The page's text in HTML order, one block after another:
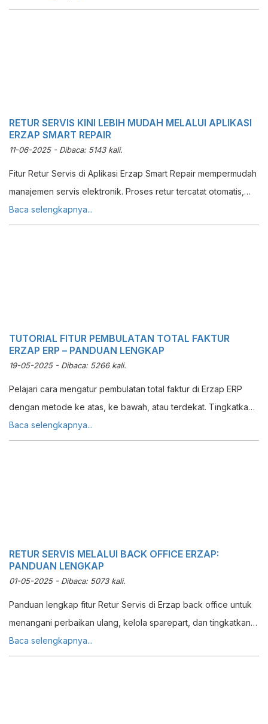
RETUR SERVIS KINI LEBIH MUDAH MELALUI APLIKASI
ERZAP SMART REPAIR
11-06-2025 - Dibaca: 5143 kali.
Fitur Retur Servis di Aplikasi Erzap Smart Repair mempermudah
manajemen servis elektronik. Proses retur tercatat otomatis,
efisien, dan meningkatkan kepuasan pelanggan.
Baca selengkapnya...
TUTORIAL FITUR PEMBULATAN TOTAL FAKTUR
ERZAP ERP – PANDUAN LENGKAP
19-05-2025 - Dibaca: 5266 kali.
Pelajari cara mengatur pembulatan total faktur di Erzap ERP
dengan metode ke atas, ke bawah, atau terdekat. Tingkatkan
efisiensi kasir dan kurangi uang receh.
Baca selengkapnya...
RETUR SERVIS MELALUI BACK OFFICE ERZAP:
PANDUAN LENGKAP
01-05-2025 - Dibaca: 5073 kali.
Panduan lengkap fitur Retur Servis di Erzap back office untuk
menangani perbaikan ulang, kelola sparepart, dan tingkatkan
kualitas layanan purna jual elektronik.
Baca selengkapnya...